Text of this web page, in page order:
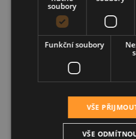
soubory
Funkční soubory
VŠE
VŠE